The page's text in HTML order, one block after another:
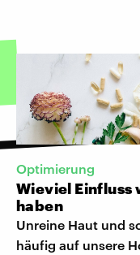
Optimierung
Wieviel Einfluss
haben
Unreine Haut und
häufig auf unsere